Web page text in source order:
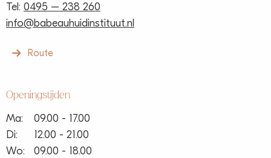
Tel: 0495 – 238 260
info@babeauhuidinstituut.nl
Route
Openingstijden
Ma:
09.00 - 17.00
Di:
12.00 - 21.00
Wo:
09.00 - 18.00